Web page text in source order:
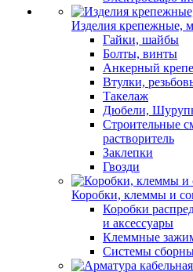
Изделия крепежные,
Гайки, шайбы
Болты, винты
Анкерный
Втулки,
Такелаж
Дюбели,
Строительные
растворитель
Заклепки
Гвозди
Коробки, клеммы и
Коробки
и аксессуары
Клеммные
Системы